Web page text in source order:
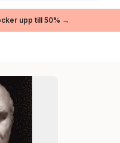
upp till 50% →